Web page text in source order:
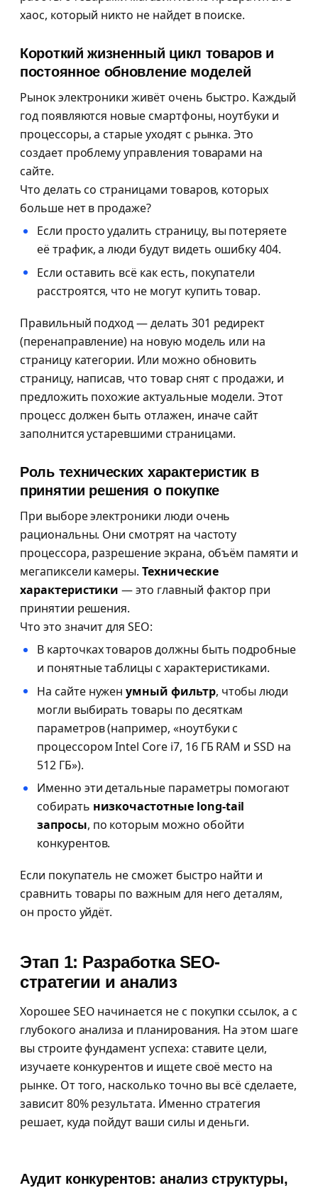
хаос, который никто не найдет в поиске.
Короткий жизненный цикл товаров и
постоянное обновление моделей
Рынок электроники живёт очень быстро. Каждый
год появляются новые смартфоны, ноутбуки и
процессоры, а старые уходят с рынка. Это
создает проблему управления товарами на
сайте.
Что делать со страницами товаров, которых
больше нет в продаже?
Если просто удалить страницу, вы потеряете
её трафик, а люди будут видеть ошибку 404.
Если оставить всё как есть, покупатели
расстроятся, что не могут купить товар.
Правильный подход — делать 301 редирект
(перенаправление) на новую модель или на
страницу категории. Или можно обновить
страницу, написав, что товар снят с продажи, и
предложить похожие актуальные модели. Этот
процесс должен быть отлажен, иначе сайт
заполнится устаревшими страницами.
Роль технических характеристик в
принятии решения о покупке
При выборе электроники люди очень
рациональны. Они смотрят на частоту
процессора, разрешение экрана, объём памяти и
мегапиксели камеры.Технические
характеристики — это главный фактор при
принятии решения.
Что это значит для SEO:
В карточках товаров должны быть подробные
и понятные таблицы с характеристиками.
На сайте нуженумный фильтр, чтобы люди
могли выбирать товары по десяткам
параметров (например, «ноутбуки с
процессором Intel Core i7, 16 ГБ RAM и SSD на
512 ГБ»).
Именно эти детальные параметры помогают
собирать низкочастотные long-tail
запросы, по которым можно обойти
конкурентов.
Если покупатель не сможет быстро найти и
сравнить товары по важным для него деталям,
он просто уйдёт.
Этап 1: Разработка SEO-
стратегии и анализ
Хорошее SEO начинается не с покупки ссылок, а с
глубокого анализа и планирования. На этом шаге
вы строите фундамент успеха: ставите цели,
изучаете конкурентов и ищете своё место на
рынке. От того, насколько точно вы всё сделаете,
зависит 80% результата. Именно стратегия
решает, куда пойдут ваши силы и деньги.
Аудит конкурентов: анализ структуры,